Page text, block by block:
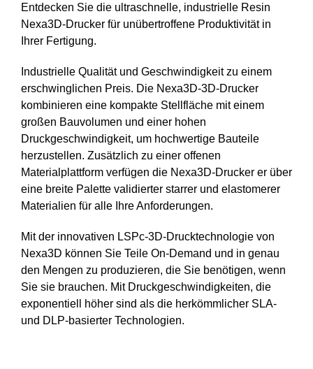
Entdecken Sie die ultraschnelle, industrielle Resin
Nexa3D-Drucker für unübertroffene Produktivität in
Ihrer Fertigung.
Industrielle Qualität und Geschwindigkeit zu einem
erschwinglichen Preis. Die Nexa3D-3D-Drucker
kombinieren eine kompakte Stellfläche mit einem
großen Bauvolumen und einer hohen
Druckgeschwindigkeit, um hochwertige Bauteile
herzustellen. Zusätzlich zu einer offenen
Materialplattform verfügen die Nexa3D-Drucker er über
eine breite Palette validierter starrer und elastomerer
Materialien für alle Ihre Anforderungen.
Mit der innovativen LSPc-3D-Drucktechnologie von
Nexa3D können Sie Teile On-Demand und in genau
den Mengen zu produzieren, die Sie benötigen, wenn
Sie sie brauchen. Mit Druckgeschwindigkeiten, die
exponentiell höher sind als die herkömmlicher SLA-
und DLP-basierter Technologien.